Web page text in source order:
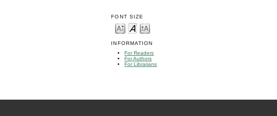
FONT SIZE
INFORMATION
For Readers
For Authors
For Librarians